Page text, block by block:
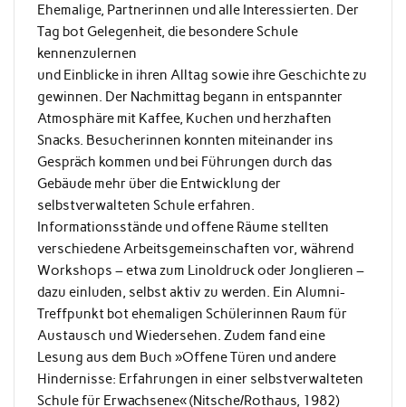
Ehemalige, Partnerinnen und alle Interessierten. Der
Tag bot Gelegenheit, die besondere Schule
kennenzulernen
und Einblicke in ihren Alltag sowie ihre Geschichte zu
gewinnen. Der Nachmittag begann in entspannter
Atmosphäre mit Kaffee, Kuchen und herzhaften
Snacks. Besucherinnen konnten miteinander ins
Gespräch kommen und bei Führungen durch das
Gebäude mehr über die Entwicklung der
selbstverwalteten Schule erfahren.
Informationsstände und offene Räume stellten
verschiedene Arbeitsgemeinschaften vor, während
Workshops – etwa zum Linoldruck oder Jonglieren –
dazu einluden, selbst aktiv zu werden. Ein Alumni-
Treffpunkt bot ehemaligen Schülerinnen Raum für
Austausch und Wiedersehen. Zudem fand eine
Lesung aus dem Buch »Offene Türen und andere
Hindernisse: Erfahrungen in einer selbstverwalteten
Schule für Erwachsene« (Nitsche/Rothaus, 1982)